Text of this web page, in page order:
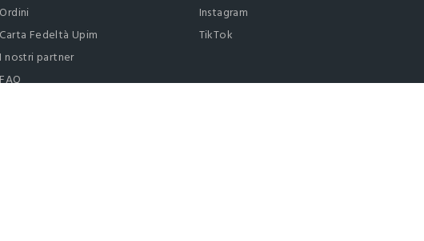
Ordini
Carta Fedeltà Upim
I nostri partner
FAQ
Instagram
TikTok